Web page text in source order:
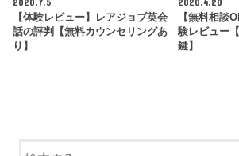
【体験レビュー】レアジョブ英会
話の評判【無料カウンセリングあ
り】
【無料相談
験レビュー
鍵】